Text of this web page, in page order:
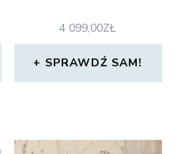
4 099,00ZŁ
SPRAWDŹ SAM!